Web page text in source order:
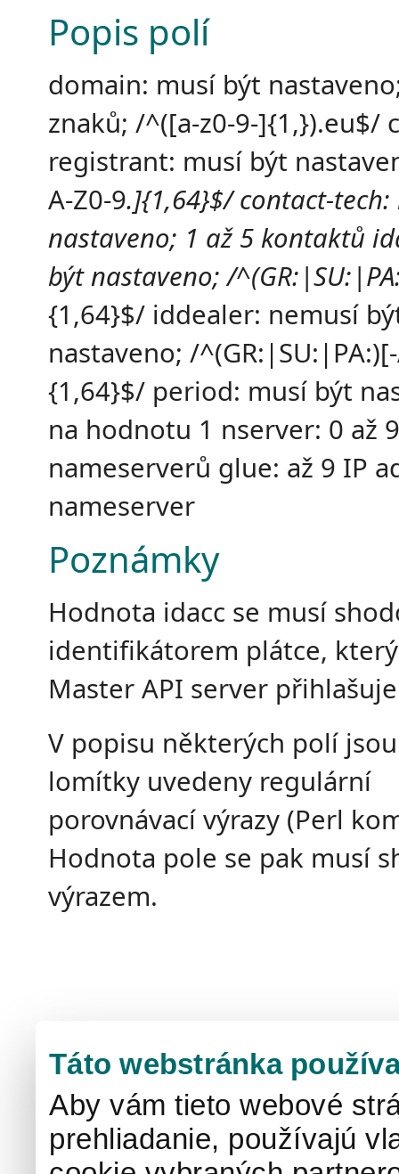
Táto webstránka
Aby vám tieto webové
prehliadanie, používajú
Popis polí
domain: musí být
znaků; /^([a-z0-9-]{1,}).eu$/
registrant: musí být
A-Z0-9.]{1,64}$/ contact-
nastaveno; 1 až 5 kontaktů
být nastaveno; /
{1,64}$/ iddealer: nemusí
nastaveno; /
{1,64}$/ period: musí být
na hodnotu 1 nserver: 0 až 9
nameserverů glue: až 9 IP
nameserver
Poznámky
Hodnota idacc se musí
identifikátorem plátce,
Master API server
V popisu některých polí
lomítky uvedeny regulární
porovnávací výrazy (Perl
Hodnota pole se pak musí
výrazem.